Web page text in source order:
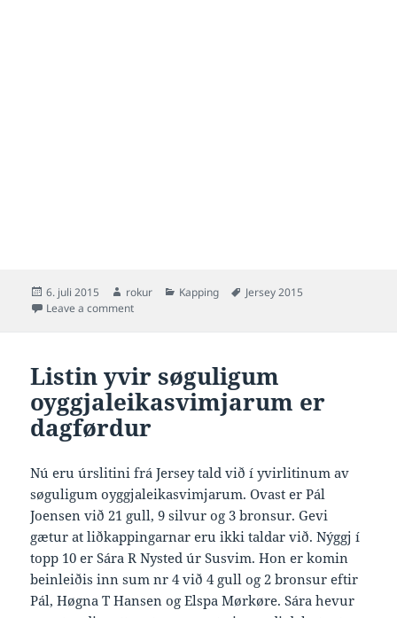
Posted
on
6. juli 2015 Author
rokur Categories
Kapping Tags
Jersey 2015
Leave a commenton Myndir frá Oyggjaleikum 2015 á Jersey
Listin yvir søguligum
oyggjaleikasvimjarum er
dagførdur
Nú eru úrslitini frá Jersey tald við í yvirlitinum av
søguligum oyggjaleikasvimjarum. Ovast er Pál
Joensen við 21 gull, 9 silvur og 3 bronsur. Gevi
gætur at liðkappingarnar eru ikki taldar við. Nýggj í
topp 10 er Sára R Nysted úr Susvim. Hon er komin
beinleiðis inn sum nr 4 við 4 gull og 2 bronsur eftir
Pál, Høgna T Hansen og Elspa Mørkøre. Sára hevur